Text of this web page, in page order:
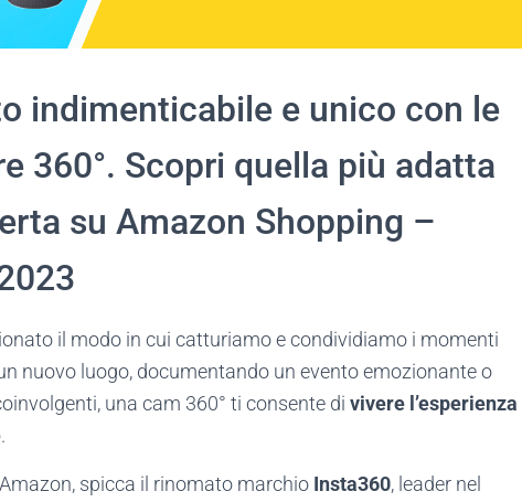
indimenticabile e unico con le
360°. Scopri quella più adatta
su Amazon Shopping –
il modo in cui catturiamo e condividiamo i momenti
nuovo luogo, documentando un evento emozionante o
una cam 360° ti consente di vivere l’esperienza
.
spicca il rinomato marchio Insta360, leader nel